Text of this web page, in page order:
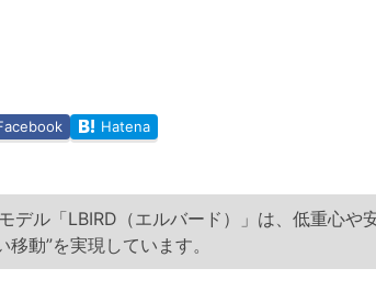
Hatena
デル「LBIRD（エルバード）」は、低重心や
動”を実現しています。